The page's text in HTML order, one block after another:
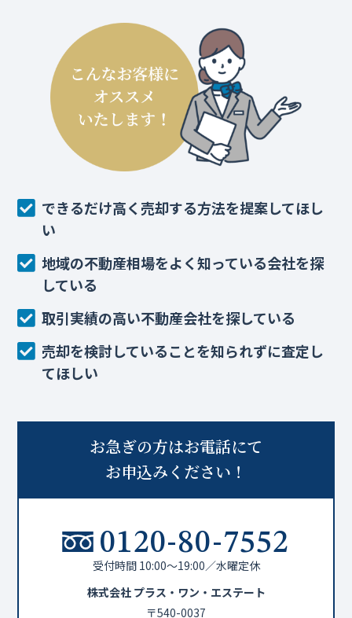
できるだけ高く売却する方法を提案してほし
い
地域の不動産相場をよく知っている会社を探
している
取引実績の高い不動産会社を探している
売却を検討していることを知られずに査定し
てほしい
お急ぎの方はお電話にて
お申込みください！
0120-80-7552
受付時間 10:00～19:00／水曜定休
株式会社 プラス・ワン・エステート
〒540-0037